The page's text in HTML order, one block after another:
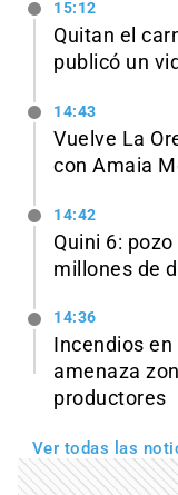
15:12
Quitan el
publicó un
14:43
Vuelve La
con Amaia
14:42
Quini 6:
millones de
14:36
Incendios
amenaza
productores
Ver todas las